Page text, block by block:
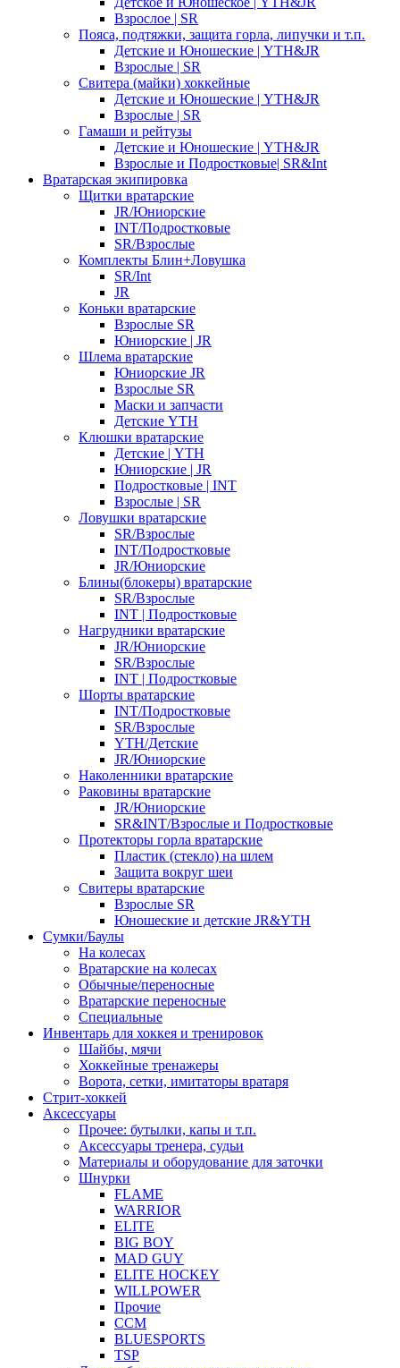
Взрослое | SR
Пояса, подтяжки, защита горла, липучки и т.п.
Детские и Юношеские | YTH&JR
Взрослые | SR
Свитера (майки) хоккейные
Детские и Юношеские | YTH&JR
Взрослые | SR
Гамаши и рейтузы
Детские и Юношеские | YTH&JR
Взрослые и Подростковые| SR&Int
Вратарская экипировка
Щитки вратарские
JR/Юниорские
INT/Подростковые
SR/Взрослые
Комплекты Блин+Ловушка
SR/Int
JR
Коньки вратарские
Взрослые SR
Юниорские | JR
Шлема вратарские
Юниорские JR
Взрослые SR
Маски и запчасти
Детские YTH
Клюшки вратарские
Детские | YTH
Юниорские | JR
Подростковые | INT
Взрослые | SR
Ловушки вратарские
SR/Взрослые
INT/Подростковые
JR/Юниорские
Блины(блокеры) вратарские
SR/Взрослые
INT | Подростковые
Нагрудники вратарские
JR/Юниорские
SR/Взрослые
INT | Подростковые
Шорты вратарские
INT/Подростковые
SR/Взрослые
YTH/Детские
JR/Юниорские
Наколенники вратарские
Раковины вратарские
JR/Юниорские
SR&INT/Взрослые и Подростковые
Протекторы горла вратарские
Пластик (стекло) на шлем
Защита вокруг шеи
Свитеры вратарские
Взрослые SR
Юношеские и детские JR&YTH
Сумки/Баулы
На колесах
Вратарские на колесах
Обычные/переносные
Вратарские переносные
Специальные
Инвентарь для хоккея и тренировок
Шайбы, мячи
Хоккейные тренажеры
Ворота, сетки, имитаторы вратаря
Стрит-хоккей
Аксессуары
Прочее: бутылки, капы и т.п.
Аксессуары тренера, судьи
Материалы и оборудование для заточки
Шнурки
FLAME
WARRIOR
ELITE
BIG BOY
MAD GUY
ELITE HOCKEY
WILLPOWER
Прочие
CCM
BLUESPORTS
TSP